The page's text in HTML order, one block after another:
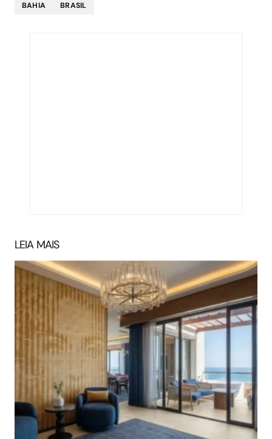
BAHIA BRASIL
LEIA MAIS